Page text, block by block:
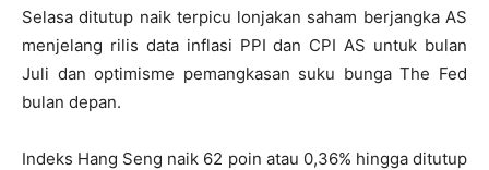
Selasa ditutup naik terpicu lonjakan saham berjangka AS
menjelang rilis data inflasi PPI dan CPI AS untuk bulan
Juli dan optimisme pemangkasan suku bunga The Fed
bulan depan.
Indeks Hang Seng naik 62 poin atau 0,36% hingga ditutup